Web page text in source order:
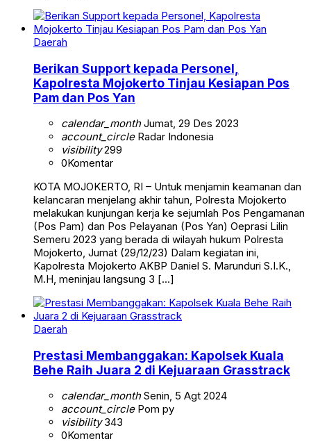
Daerah
Berikan Support kepada Personel,
Kapolresta Mojokerto Tinjau Kesiapan Pos
Pam dan Pos Yan
calendar_monthJumat, 29 Des 2023
account_circleRadar Indonesia
visibility299
0Komentar
KOTA MOJOKERTO, RI – Untuk menjamin keamanan dan
kelancaran menjelang akhir tahun, Polresta Mojokerto
melakukan kunjungan kerja ke sejumlah Pos Pengamanan
(Pos Pam) dan Pos Pelayanan (Pos Yan) Oeprasi Lilin
Semeru 2023 yang berada di wilayah hukum Polresta
Mojokerto, Jumat (29/12/23) Dalam kegiatan ini,
Kapolresta Mojokerto AKBP Daniel S. Marunduri S.I.K.,
M.H, meninjau langsung 3 […]
Daerah
Prestasi Membanggakan: Kapolsek Kuala
Behe Raih Juara 2 di Kejuaraan Grasstrack
calendar_monthSenin, 5 Agt 2024
account_circlePom py
visibility343
0Komentar